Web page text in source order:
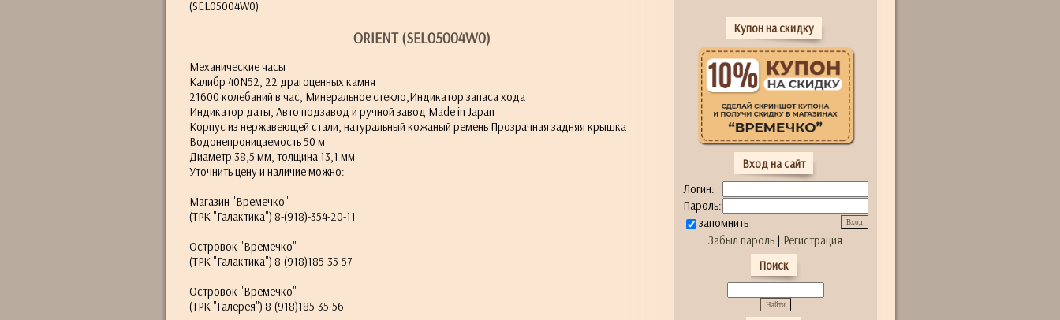
(SEL05004W0)
ORIENT (SEL05004W0)
Механические часы
Калибр 40N52, 22 драгоценных камня
21600 колебаний в час, Минеральное стекло,Индикатор запаса хода
Индикатор даты, Авто подзавод и ручной завод Made in Japan
Корпус из нержавеющей стали, натуральный кожаный ремень Прозрачная задняя крышка
Водонепроницаемость 50 м
Диаметр 38,5 мм, толщина 13,1 мм
Уточнить цену и наличие можно:
Магазин "Времечко"
(ТРК "Галактика") 8-(918)-354-20-11
Островок "Времечко"
(ТРК "Галактика") 8-(918)185-35-57
Островок "Времечко"
(ТРК "Галерея") 8-(918)185-35-56
Купон на скидку
Вход на сайт
Логин:
Пароль:
запомнить
Забыл пароль | Регистрация
Поиск